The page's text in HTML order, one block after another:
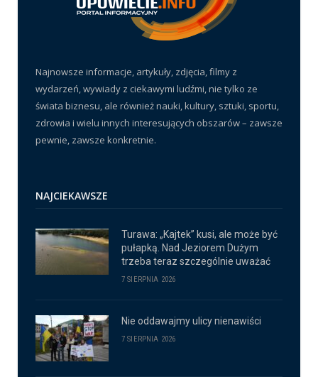
Najnowsze informacje, artykuły, zdjęcia, filmy z
wydarzeń, wywiady z ciekawymi ludźmi, nie tylko ze
świata biznesu, ale również nauki, kultury, sztuki, sportu,
zdrowia i wielu innych interesujących obszarów – zawsze
pewnie, zawsze konkretnie.
NAJCIEKAWSZE
Turawa: „Kajtek” kusi, ale może być
pułapką. Nad Jeziorem Dużym
trzeba teraz szczególnie uważać
7 SIERPNIA 2026
Nie oddawajmy ulicy nienawiści
7 SIERPNIA 2026